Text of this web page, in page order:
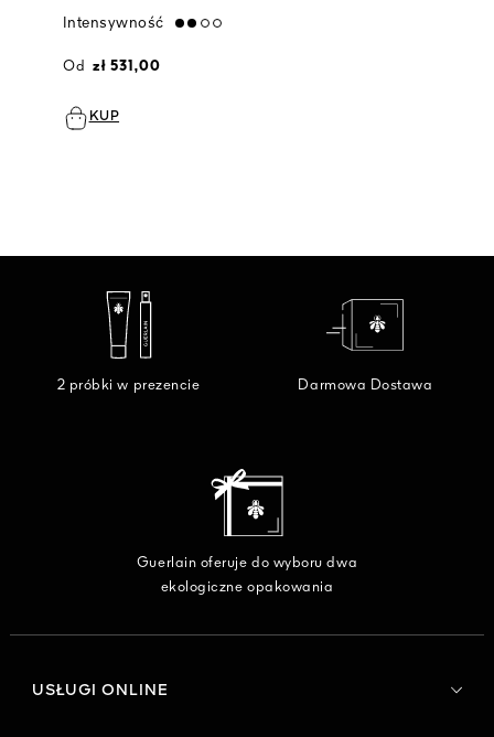
Intensywność medium
Od zł 531,00
KUP
2 próbki w prezencie Darmowa Dostawa
Guerlain oferuje do wyboru dwa
ekologiczne opakowania
USŁUGI ONLINE